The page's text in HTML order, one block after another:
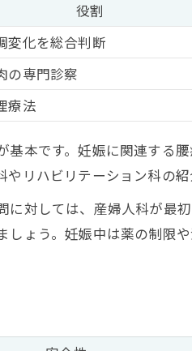
役割
変化を総合判断
の専門診察
療法
本です。妊娠に関連する
リハビリテーション科の紹
に対しては、産婦人科が最
ょう。妊娠中は薬の制限